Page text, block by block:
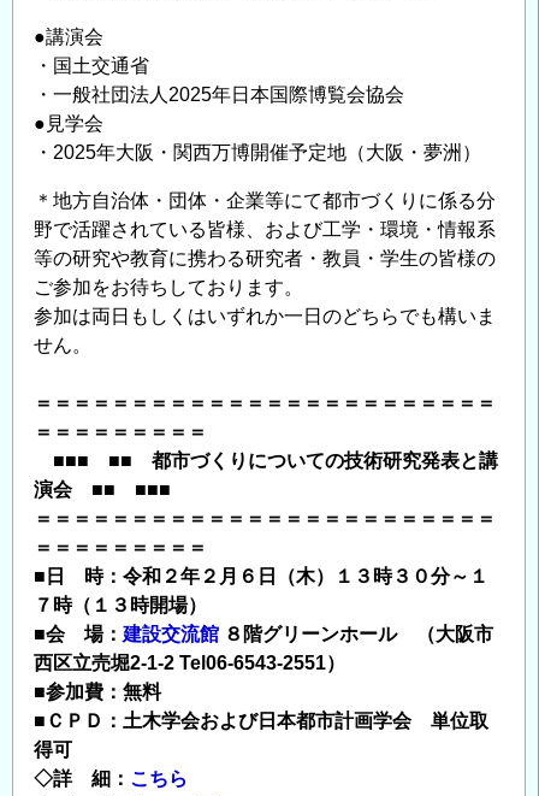
内
＜
CPD
単
位
取
得
可
＞
の
●講演会
・国土交通省
・一般社団法人2025年日本国際博覧会協会
●見学会
・2025年大阪・関西万博開催予定地（大阪・夢洲）
＊地方自治体・団体・企業等にて都市づくりに係る分
野で活躍されている皆様、および工学・環境・情報系
等の研究や教育に携わる研究者・教員・学生の皆様の
ご参加をお待ちしております。
参加は両日もしくはいずれか一日のどちらでも構いま
せん。
＝＝＝＝＝＝＝＝＝＝＝＝＝＝＝＝＝＝＝＝＝＝＝＝
＝＝＝＝＝＝＝＝＝
■■■ ■■ 都市づくりについての技術研究発表と講
演会 ■■ ■■■
＝＝＝＝＝＝＝＝＝＝＝＝＝＝＝＝＝＝＝＝＝＝＝＝
＝＝＝＝＝＝＝＝＝
■日 時：令和２年２月６日（木）１３時３０分～１
７時（１３時開場）
■会 場： 建設交流館 ８階グリーンホール （大阪市
西区立売堀2-1-2 Tel06-6543-2551）
■参加費：無料
■ＣＰＤ：土木学会および日本都市計画学会 単位取
得可
◇詳 細： こちら